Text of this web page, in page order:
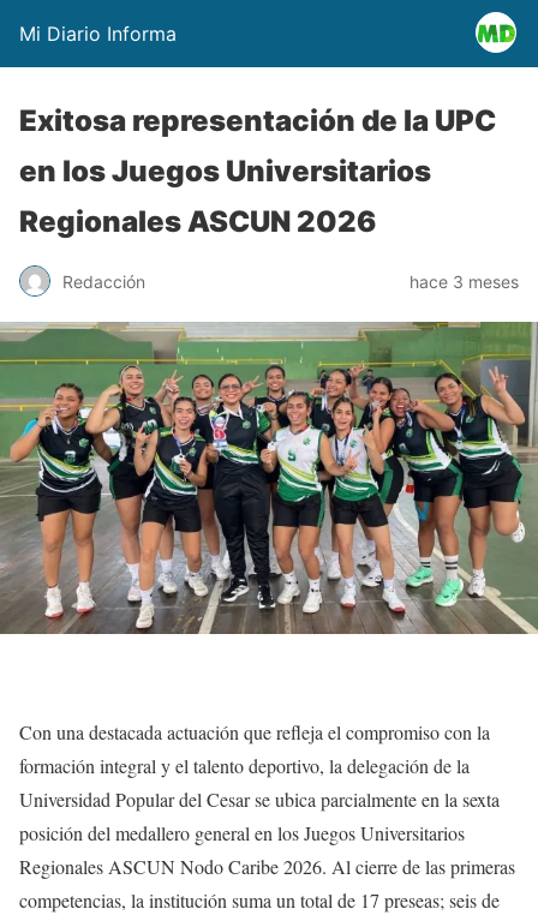
Mi Diario Informa
Exitosa representación de la UPC
en los Juegos Universitarios
Regionales ASCUN 2026
Redacción hace 3 meses
Con una destacada actuación que refleja el compromiso con la
formación integral y el talento deportivo, la delegación de la
Universidad Popular del Cesar se ubica parcialmente en la sexta
posición del medallero general en los Juegos Universitarios
Regionales ASCUN Nodo Caribe 2026. Al cierre de las primeras
competencias, la institución suma un total de 17 preseas; seis de